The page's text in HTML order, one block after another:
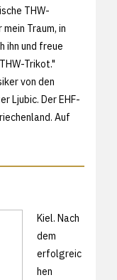
THW-
Traum, in
ihn und freue
Trikot."
von den
Ljubic. Der EHF-
Auf
Kiel. Nach
dem
erfolgreic
hen